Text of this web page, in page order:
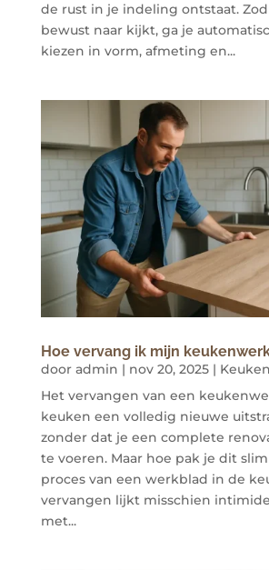
de rust in je indeling ontstaat.
bewust naar kijkt, ga je
kiezen in vorm, afmeting en...
Hoe vervang ik mijn
door admin | nov 20, 2025| Keuken
Het vervangen van een
keuken een volledig nieuwe
zonder dat je een complete
te voeren. Maar hoe pak je dit
proces van een werkblad in de
vervangen lijkt misschien
met...